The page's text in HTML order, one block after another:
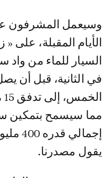
وسيعمل المشرفون
الأيام المقبلة، على
في الثانية، قبل أن
مما سيسمح بتمكين
يقول مصدرنا.